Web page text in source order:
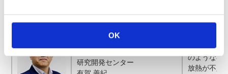
OK
KOA株式会社
技術イニシアティブ
研究開発センター
チップ抵抗
定格電力が
ズで0.75W
のような小
放熱が不足